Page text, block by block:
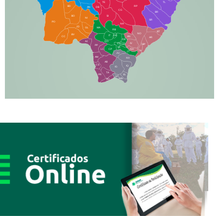
AN
TL
BR
SR
BT
AR
RP
CG
SI
NA
TA
NH
JT
RB
MA
IT
DR
DO
CP
JU
NV
IQ
EL
BD
BO
NI
JD
PO
BV
CC
PP
AJ
LC
AM
AB
JP
DB
TE
CS
PR
TA
SQ
IG
MN
NO
BP
GL
AN
IV
FS
VC
GD
DE